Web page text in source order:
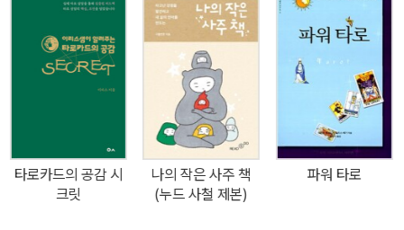
믿고 주도해 나가자.
삼성화재, 삼성물산, 아디다스코리아, 펜디코리아, 디올코스메틱, 롯
데닷컴, 넥스지티, 현대백화점, 광명스피돔, 소니코리아, 존슨앤존스
코리아, 할리스커피, 애경그룹, GS홈쇼핑, 동아오츠카, KB락스타청
춘마루, 수협, 농협, 스타필드, 현대자동차, 렉서스, 마세라티, 벤츠,
푸조, 링컨포드, 힐튼호텔, 워커힐호텔, 충남상공회의소, 대한체육회,
구리시·평택시 채용박람회, 고려대, 경희대, 광운대, 성신여대, 한국폴
리텍, 안양대 등 다수
아닌 내담자 질문에 금전, 연애, 직업, 건강, 관계운 등의 세부적인 방
향성을 제시할 수 있습니다. 독자들에게 꾸준한 지지를 받으며 3쇄째
출간되고 있는 스테디셀러 <쉽게 배우는 심리타로 심볼론>의 저자
임지원 타로전문가의 현장에서 바로 활용하는 유니버셜웨이트 타로
이유 】 1. 실전 임상 데이터가 녹아든 리딩 가이드 대학원 상담심리 전
공 석사이자 타로상담사 양성 전문 교육기관을 운영하는 저자의 관공
서, 기관,학교 교육을 통한 체계적인 리딩 교수법과 출장 타로이벤트
타로카드의 공감 시
크릿
나의 작은 사주 책
(누드 사철 제본)
파워 타로